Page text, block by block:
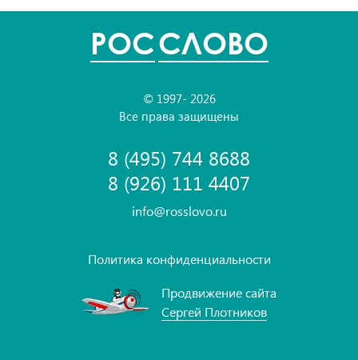
POCСЛОВО
© 1997- 2026
Все права защищены
8 (495) 744 8688
8 (926) 111 4407
info@rosslovo.ru
Политика конфиденциальности
Продвижение сайта
Сергей Плотников